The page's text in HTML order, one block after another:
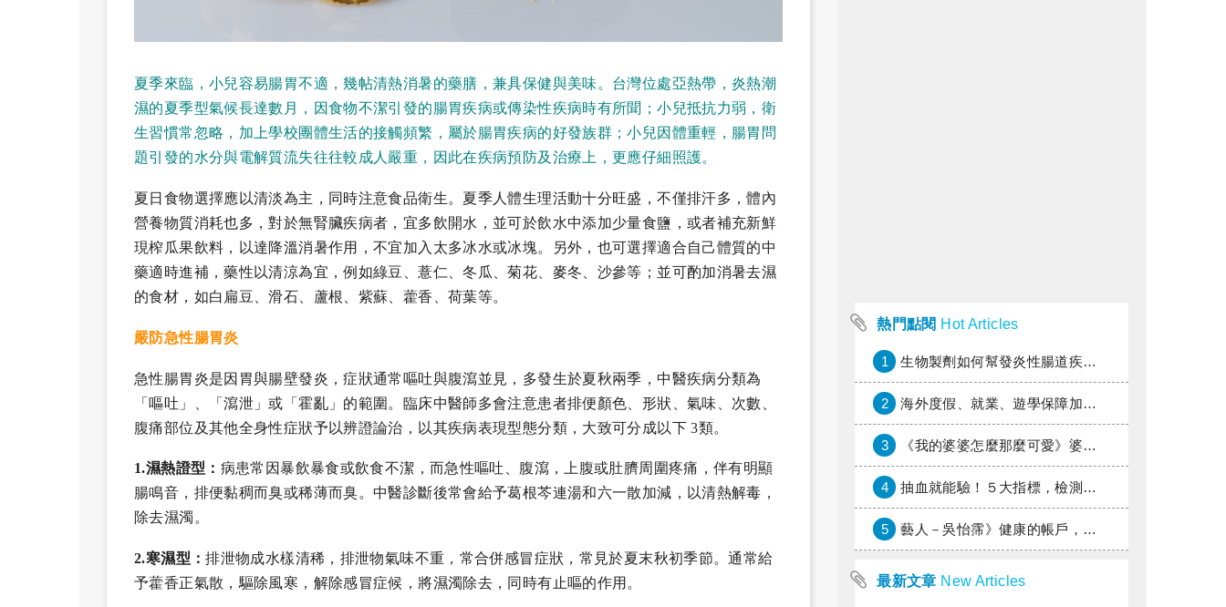
夏季來臨，小兒容易腸胃不適，幾帖清熱消暑的藥膳，兼具保健與美味。台灣位處亞熱帶，炎熱潮
濕的夏季型氣候長達數月，因食物不潔引發的腸胃疾病或傳染性疾病時有所聞；小兒抵抗力弱，衛
生習慣常忽略，加上學校團體生活的接觸頻繁，屬於腸胃疾病的好發族群；小兒因體重輕，腸胃問
題引發的水分與電解質流失往往較成人嚴重，因此在疾病預防及治療上，更應仔細照護。
夏日食物選擇應以清淡為主，同時注意食品衛生。夏季人體生理活動十分旺盛，不僅排汗多，體內
營養物質消耗也多，對於無腎臟疾病者，宜多飲開水，並可於飲水中添加少量食鹽，或者補充新鮮
現榨瓜果飲料，以達降溫消暑作用，不宜加入太多冰水或冰塊。另外，也可選擇適合自己體質的中
藥適時進補，藥性以清涼為宜，例如綠豆、薏仁、冬瓜、菊花、麥冬、沙參等；並可酌加消暑去濕
的食材，如白扁豆、滑石、蘆根、紫蘇、藿香、荷葉等。
嚴防急性腸胃炎
急性腸胃炎是因胃與腸壁發炎，症狀通常嘔吐與腹瀉並見，多發生於夏秋兩季，中醫疾病分類為
「嘔吐」、「瀉泄」或「霍亂」的範圍。臨床中醫師多會注意患者排便顏色、形狀、氣味、次數、
腹痛部位及其他全身性症狀予以辨證論治，以其疾病表現型態分類，大致可分成以下 3類。
1.濕熱證型： 病患常因暴飲暴食或飲食不潔，而急性嘔吐、腹瀉，上腹或肚臍周圍疼痛，伴有明顯
腸鳴音，排便黏稠而臭或稀薄而臭。中醫診斷後常會給予葛根芩連湯和六一散加減，以清熱解毒，
除去濕濁。
2.寒濕型：排泄物成水樣清稀，排泄物氣味不重，常合併感冒症狀，常見於夏末秋初季節。通常給
予藿香正氣散，驅除風寒，解除感冒症候，將濕濁除去，同時有止嘔的作用。
熱門點閱 Hot Articles
1 生物製劑如何幫發炎性腸道疾病患者抗潰瘍？治療進展與健保給付困境一次看
2 海外度假、就業、遊學保障加倍，富邦產險「一期逐夢」專案加碼遠距醫療與緊急救援
3 《我的婆婆怎麼那麼可愛》婆婆希望媳婦放棄領取已故兒子身故理賠金，可以這樣做嗎？
4 抽血就能驗！５大指標，檢測身體是否發炎
5 藝人－吳怡霈》健康的帳戶，年輕時別提光
最新文章 New Articles